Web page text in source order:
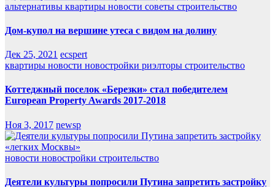
альтернативы квартиры новости советы строительство
Дом-купол на вершине утеса с видом на долину
Дек 25, 2021 ecspert
квартиры новости новостройки риэлторы строительство
Коттеджный поселок «Березки» стал победителем
European Property Awards 2017-2018
Ноя 3, 2017 newsp
новости новостройки строительство
Деятели культуры попросили Путина запретить застройку